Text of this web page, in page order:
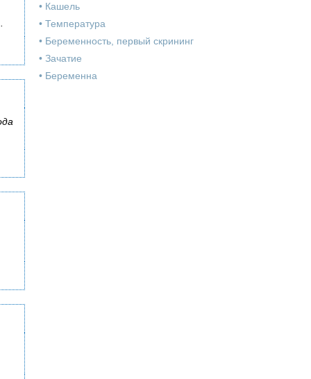
• Кашель
• Температура
• Беременность, первый скрининг
• Зачатие
• Беременна